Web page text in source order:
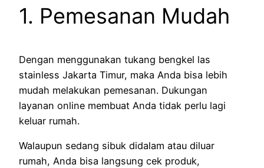
1. Pemesanan Mudah
Dengan menggunakan tukang bengkel las
stainless Jakarta Timur, maka Anda bisa lebih
mudah melakukan pemesanan. Dukungan
layanan online membuat Anda tidak perlu lagi
keluar rumah.
Walaupun sedang sibuk didalam atau diluar
rumah, Anda bisa langsung cek produk,